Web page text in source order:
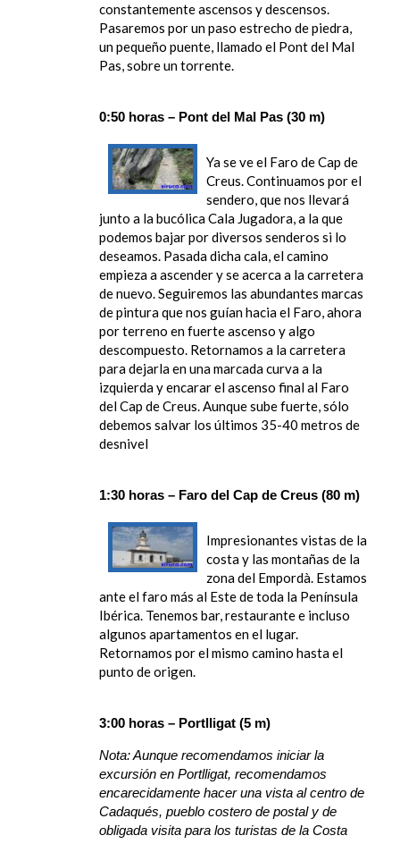
constantemente ascensos y descensos.
Pasaremos por un paso estrecho de piedra,
un pequeño puente, llamado el Pont del Mal
Pas, sobre un torrente.
0:50 horas – Pont del Mal Pas (30 m)
Ya se ve el Faro de Cap de
Creus. Continuamos por el
sendero, que nos llevará
junto a la bucólica Cala Jugadora, a la que
podemos bajar por diversos senderos si lo
deseamos. Pasada dicha cala, el camino
empieza a ascender y se acerca a la carretera
de nuevo. Seguiremos las abundantes marcas
de pintura que nos guían hacia el Faro, ahora
por terreno en fuerte ascenso y algo
descompuesto. Retornamos a la carretera
para dejarla en una marcada curva a la
izquierda y encarar el ascenso final al Faro
del Cap de Creus. Aunque sube fuerte, sólo
debemos salvar los últimos 35-40 metros de
desnivel
1:30 horas – Faro del Cap de Creus (80 m)
Impresionantes vistas de la
costa y las montañas de la
zona del Empordà. Estamos
ante el faro más al Este de toda la Península
Ibérica. Tenemos bar, restaurante e incluso
algunos apartamentos en el lugar.
Retornamos por el mismo camino hasta el
punto de origen.
3:00 horas – Portlligat (5 m)
Nota: Aunque recomendamos iniciar la
excursión en Portlligat, recomendamos
encarecidamente hacer una vista al centro de
Cadaqués, pueblo costero de postal y de
obligada visita para los turistas de la Costa